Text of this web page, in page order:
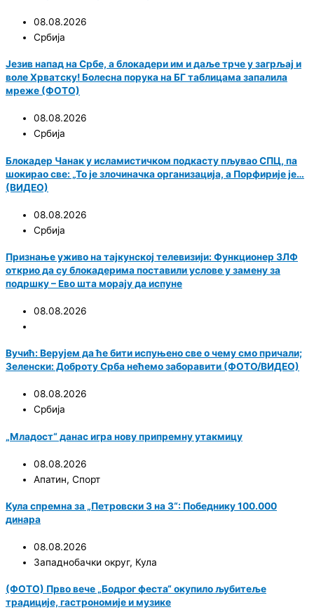
08.08.2026
Србија
Језив напад на Србе, а блокадери им и даље трче у загрљај и
воле Хрватску! Болесна порука на БГ таблицама запалила
мреже (ФОТО)
08.08.2026
Србија
Блокадер Чанак у исламистичком подкасту пљувао СПЦ, па
шокирао све: „То је злочиначка организација, а Порфирије је…
(ВИДЕО)
08.08.2026
Србија
Признање уживо на тајкунској телевизији: Функционер ЗЛФ
открио да су блокадерима поставили услове у замену за
подршку – Ево шта морају да испуне
08.08.2026
Вучић: Верујем да ће бити испуњено све о чему смо причали;
Зеленски: Доброту Срба нећемо заборавити (ФОТО/ВИДЕО)
08.08.2026
Србија
„Младост“ данас игра нову припремну утакмицу
08.08.2026
Апатин, Спорт
Кула спремна за „Петровски 3 на 3“: Победнику 100.000
динара
08.08.2026
Западнобачки округ, Кула
(ФОТО) Прво вече „Бодрог феста“ окупило љубитеље
традиције, гастрономије и музике